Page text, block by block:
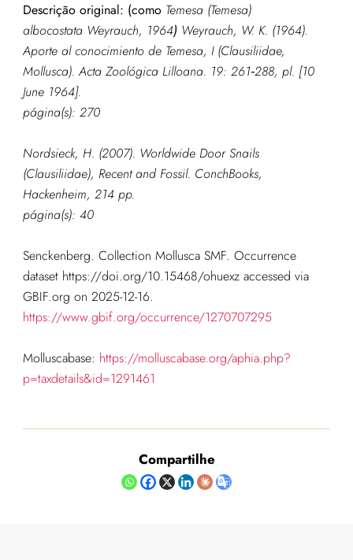
Descrição original: (como Temesa (Temesa)
albocostata Weyrauch, 1964) Weyrauch, W. K. (1964).
Aporte al conocimiento de Temesa, I (Clausiliidae,
Mollusca). Acta Zoológica Lilloana. 19: 261‑288, pl. [10
June 1964].
página(s): 270
Nordsieck, H. (2007). Worldwide Door Snails
(Clausiliidae), Recent and Fossil. ConchBooks,
Hackenheim, 214 pp.
página(s): 40
Senckenberg. Collection Mollusca SMF. Occurrence
dataset https://doi.org/10.15468/ohuexz accessed via
GBIF.org on 2025-12-16.
https://www.gbif.org/occurrence/1270707295
Molluscabase: https://molluscabase.org/aphia.php?
p=taxdetails&id=1291461
Compartilhe